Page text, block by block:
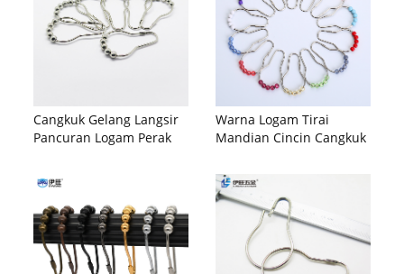
Cangkuk Gelang Langsir
Pancuran Logam Perak
Warna Logam Tirai
Mandian Cincin Cangkuk